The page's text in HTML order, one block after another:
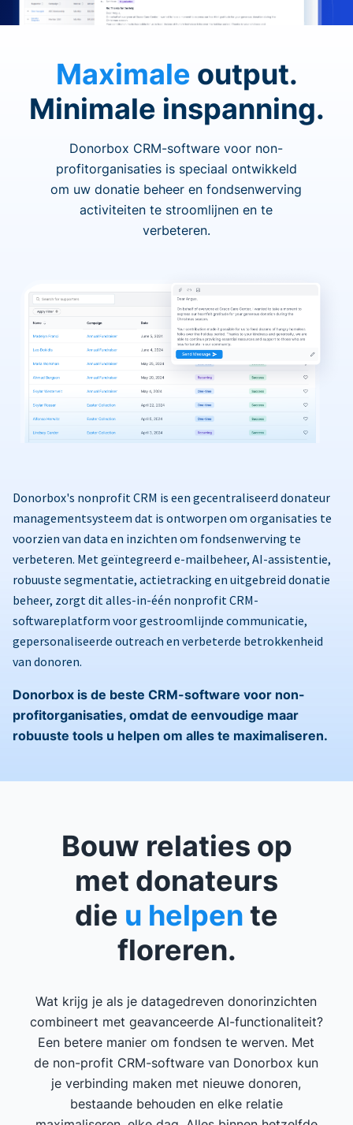
Maximale output.
Minimale inspanning.
Donorbox CRM-software voor non-
profitorganisaties is speciaal ontwikkeld
om uw donatie beheer en fondsenwerving
activiteiten te stroomlijnen en te
verbeteren.
Donorbox's nonprofit CRM is een gecentraliseerd donateur
managementsysteem dat is ontworpen om organisaties te
voorzien van data en inzichten om fondsenwerving te
verbeteren. Met geïntegreerd e-mailbeheer, AI-assistentie,
robuuste segmentatie, actietracking en uitgebreid donatie
beheer, zorgt dit alles-in-één nonprofit CRM-
softwareplatform voor gestroomlijnde communicatie,
gepersonaliseerde outreach en verbeterde betrokkenheid
van donoren.
Donorbox is de beste CRM-software voor non-
profitorganisaties, omdat de eenvoudige maar
robuuste tools u helpen om alles te maximaliseren.
Bouw relaties op
met donateurs
die u helpen te
floreren.
Wat krijg je als je datagedreven donorinzichten
combineert met geavanceerde AI-functionaliteit?
Een betere manier om fondsen te werven. Met
de non-profit CRM-software van Donorbox kun
je verbinding maken met nieuwe donoren,
bestaande behouden en elke relatie